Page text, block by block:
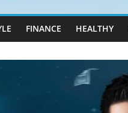
FINANCE HEALTHY